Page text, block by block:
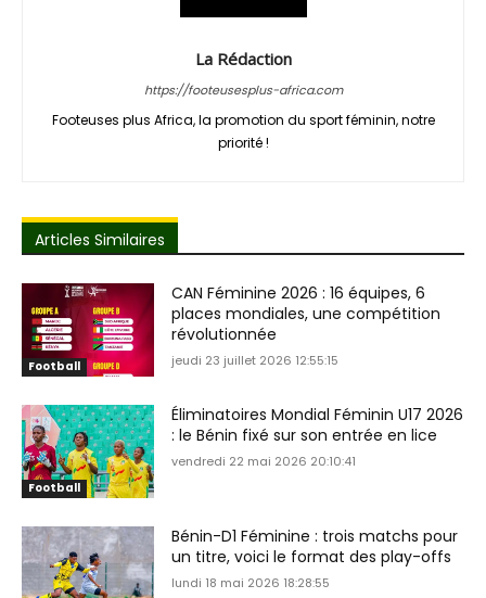
La Rédaction
https://footeusesplus-africa.com
Footeuses plus Africa, la promotion du sport féminin, notre
priorité !
Articles Similaires
Football
CAN Féminine 2026 : 16 équipes, 6
places mondiales, une compétition
révolutionnée
jeudi 23 juillet 2026 12:55:15
Football
Éliminatoires Mondial Féminin U17 2026
: le Bénin fixé sur son entrée en lice
vendredi 22 mai 2026 20:10:41
Bénin-D1 Féminine : trois matchs pour
un titre, voici le format des play-offs
lundi 18 mai 2026 18:28:55